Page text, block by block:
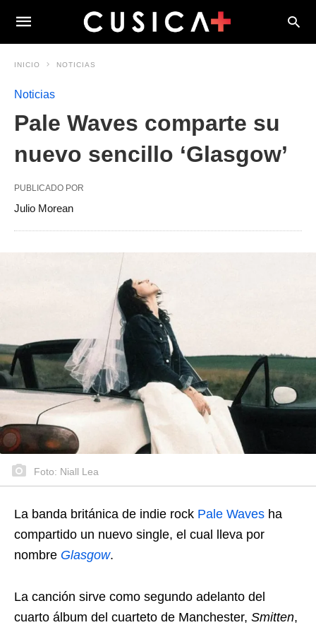
INICIO NOTICIAS
Noticias
Pale Waves comparte su
nuevo sencillo ‘Glasgow’
PUBLICADO POR
Julio Morean
Foto: Niall Lea
La banda británica de indie rock Pale Waves ha
compartido un nuevo single, el cual lleva por
nombre Glasgow.
La canción sirve como segundo adelanto del
cuarto álbum del cuarteto de Manchester, Smitten,